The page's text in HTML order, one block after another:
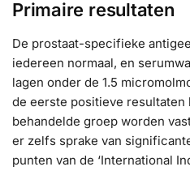
Primaire resultaten
De prostaat-specifieke
iedereen normaal, en
lagen onder de 1.5
de eerste positieve resultaten
behandelde groep worden
er zelfs sprake van
punten van de ‘International